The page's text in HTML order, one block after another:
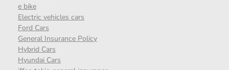
e bike
Electric vehicles cars
Ford Cars
General Insurance Policy
Hybrid Cars
Hyundai Cars